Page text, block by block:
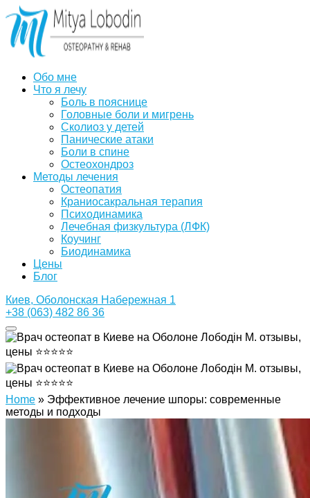
Обо мне
Что я лечу
Боль в пояснице
Головные боли и мигрень
Сколиоз у детей
Панические атаки
Боли в спине
Остеохондроз
Методы лечения
Остеопатия
Краниосакральная терапия
Психодинамика
Лечебная физкультура (ЛФК)
Коучинг
Биодинамика
Цены
Блог
Киев, Оболонская Набережная 1
+38 (063) 482 86 36
Home » Эффективное лечение шпоры: современные
методы и подходы